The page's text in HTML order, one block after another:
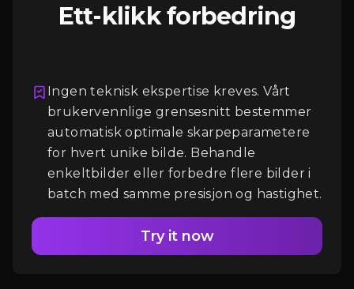
Ett-klikk forbedring
Ingen teknisk ekspertise kreves. Vårt
brukervennlige grensesnitt bestemmer
automatisk optimale skarpeparametere
for hvert unike bilde. Behandle
enkeltbilder eller forbedre flere bilder i
batch med samme presisjon og hastighet.
Try it now
Logg Inn